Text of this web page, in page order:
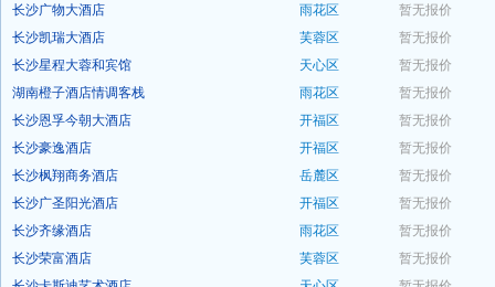
预订
长沙广物大酒店 雨花区
暂无报价
预订
长沙凯瑞大酒店 芙蓉区
暂无报价
预订
长沙星程大蓉和宾馆 天心区
暂无报价
预订
湖南橙子酒店情调客栈 雨花区
暂无报价
预订
长沙恩孚今朝大酒店 开福区
暂无报价
预订
长沙豪逸酒店 开福区
暂无报价
预订
长沙枫翔商务酒店 岳麓区
暂无报价
预订
长沙广圣阳光酒店 开福区
暂无报价
预订
长沙齐缘酒店 雨花区
暂无报价
预订
长沙荣富酒店 芙蓉区
暂无报价